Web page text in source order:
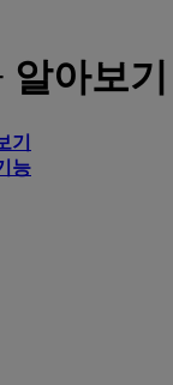
아보기
기
능